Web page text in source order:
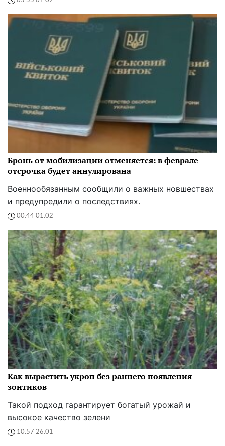
Бронь от мобилизации отменяется: в феврале
отсрочка будет аннулирована
Военнообязанным сообщили о важных новшествах
и предупредили о последствиях.
00:44 01.02
Как вырастить укроп без раннего появления
зонтиков
Такой подход гарантирует богатый урожай и
высокое качество зелени
10:57 26.01